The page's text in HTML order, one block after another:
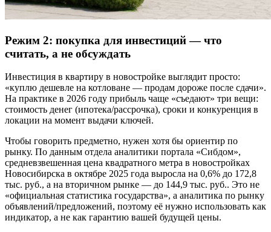
Режим 2: покупка для инвестиций — что
считать, а не обсуждать
Инвестиция в квартиру в новостройке выглядит просто:
«куплю дешевле на котловане — продам дороже после сдачи».
На практике в 2026 году прибыль чаще «съедают» три вещи:
стоимость денег (ипотека/рассрочка), сроки и конкуренция в
локации на момент выдачи ключей.
Чтобы говорить предметно, нужен хотя бы ориентир по
рынку. По данным отдела аналитики портала «Сибдом»,
средневзвешенная цена квадратного метра в новостройках
Новосибирска в октябре 2025 года выросла на 0,6% до 172,8
тыс. руб., а на вторичном рынке — до 144,9 тыс. руб.. Это не
«официальная статистика государства», а аналитика по рынку
объявлений/предложений, поэтому её нужно использовать как
индикатор, а не как гарантию вашей будущей цены.